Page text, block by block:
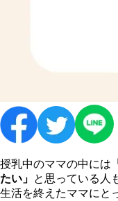
授乳中のママの中には
たい」 と思っている人
生活を終えたママにと